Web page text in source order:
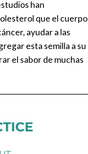
han
que el cuerpo
ayudar a las
esta semilla a su
el sabor de muchas